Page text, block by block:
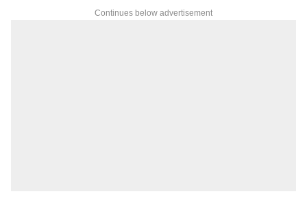
Continues below advertisement